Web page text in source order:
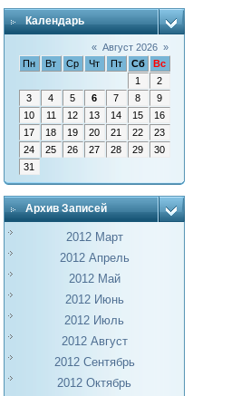
Календарь
« Август 2026 »
Пн
Вт Ср Чт Пт Сб
Вс
1
2
3
4 5 6 7 8
9
10
11 12 13 14 15
16
17
18 19 20 21 22
23
24
25 26 27 28 29
30
31
Архив Записей
2012 Март
2012 Апрель
2012 Май
2012 Июнь
2012 Июль
2012 Август
2012 Сентябрь
2012 Октябрь